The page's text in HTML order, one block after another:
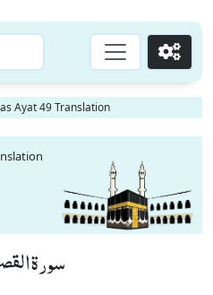
Go
Ayat 49 Translation
سورة